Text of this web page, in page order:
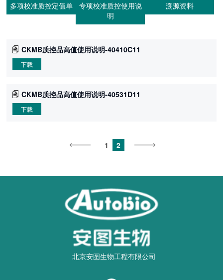
多项校准质控定值单
专项校准质控使用说
明
溯源资料
CKMB质控品高值使用说明-40410C11
下载
CKMB质控品高值使用说明-40531D11
下载
1 2
北京安图生物工程有限公司